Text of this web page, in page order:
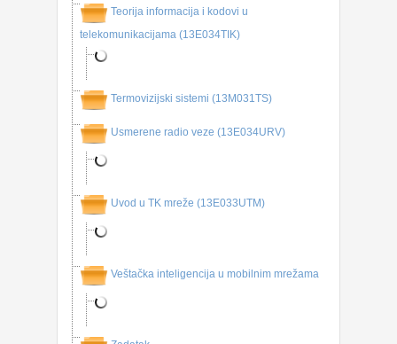
Teorija informacija i kodovi u
telekomunikacijama (13E034TIK)
Termovizijski sistemi (13M031TS)
Usmerene radio veze (13E034URV)
Uvod u TK mreže (13E033UTM)
Veštačka inteligencija u mobilnim mrežama